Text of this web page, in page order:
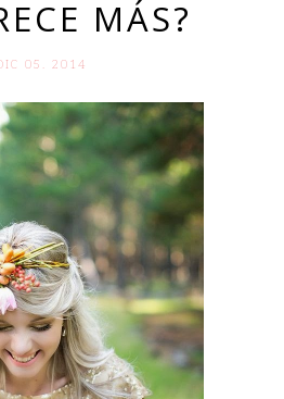
MÁS?
05. 2014